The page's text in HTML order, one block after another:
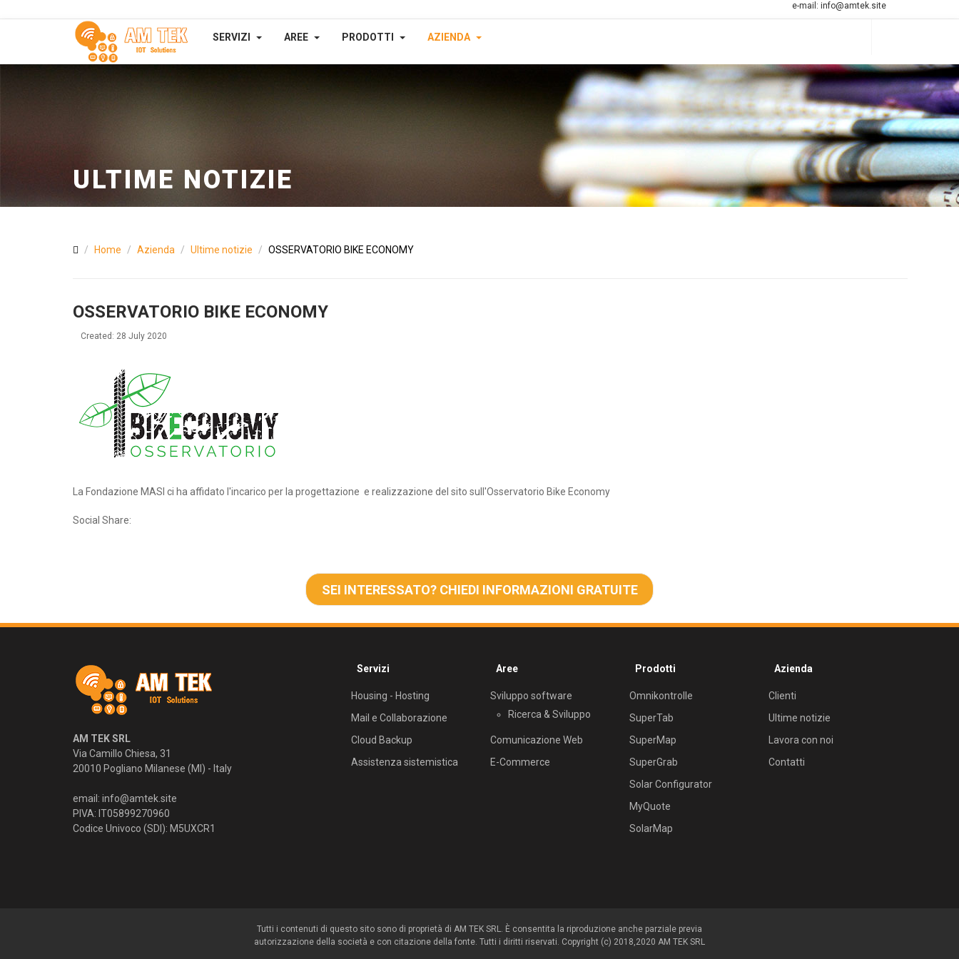
e-mail: info@amtek.site
SERVIZI AREE PRODOTTI AZIENDA
ULTIME NOTIZIE
Home Azienda Ultime notizie OSSERVATORIO BIKE ECONOMY
OSSERVATORIO BIKE ECONOMY
Created: 28 July 2020
La Fondazione MASI ci ha affidato l'incarico per la progettazione e realizzazione del sito sull'Osservatorio Bike Economy
Social Share:
SEI INTERESSATO? CHIEDI INFORMAZIONI GRATUITE
AM TEK SRL
Via Camillo Chiesa, 31
20010 Pogliano Milanese (MI) - Italy
email: info@amtek.site
PIVA: IT05899270960
Codice Univoco (SDI): M5UXCR1
Servizi
Housing - Hosting
Mail e Collaborazione
Cloud Backup
Assistenza sistemistica
Aree
Sviluppo software
Ricerca & Sviluppo
Comunicazione Web
E-Commerce
Prodotti
Omnikontrolle
SuperTab
SuperMap
SuperGrab
Solar Configurator
MyQuote
SolarMap
Azienda
Clienti
Ultime notizie
Lavora con noi
Contatti
Tutti i contenuti di questo sito sono di proprietà di AM TEK SRL. È consentita la riproduzione anche parziale previa
autorizzazione della società e con citazione della fonte. Tutti i diritti riservati. Copyright (c) 2018,2020 AM TEK SRL